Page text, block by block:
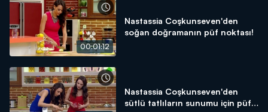
00:01:12
Nastassia Coşkunseven'den
soğan doğramanın püf noktası!
Nastassia Coşkunseven'den
sütlü tatlıların sunumu için püf